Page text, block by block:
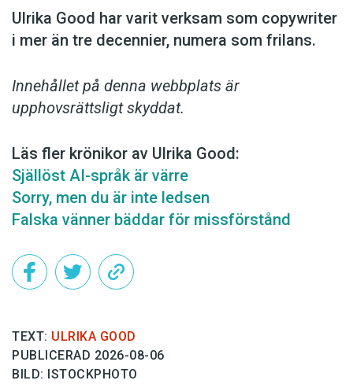
Ulrika Good har varit verksam som copy­writer
i mer än tre decennier, numera som frilans.
Innehållet på denna webbplats är
upphovsrättsligt skyddat.
Läs fler krönikor av Ulrika Good:
Själlöst AI-språk är värre
Sorry, men du är inte ledsen
Falska vänner bäddar för missförstånd
TEXT: ULRIKA GOOD
PUBLICERAD 2026-08-06
BILD: ISTOCKPHOTO